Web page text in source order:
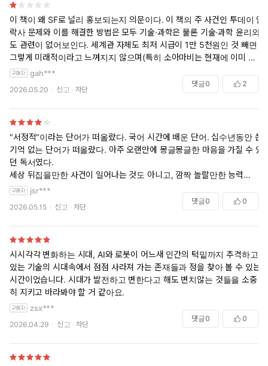
이 책이 왜 SF로 널리 홍보되는지 의문이다. 이 책의 주 사건인 투데이 안
락사 문제와 이를 해결한 방법은 모두 기술·과학은 물론 기술·과학 윤리와
도 관련이 없어보인다. 세계관 자체도 최저 시급이 1만 5천원인 것 빼면
그렇게 미래적이라고 느껴지지 않으며(특히 소아마비는 현재에 이미 백
신으로 거의 종식된 병으로 대한민국에서 소아마비는 1990년대에 종식
되었다) 인공지능의 인간성 문제와 기술의 편향성 문제도 의미 있게 다루
어져있다고 생각들지 않는다.
동물권 장애인인권 등 모든 윤리 문제를 짬뽕시켜놓았는데, 앞서 말한 소
아마비와 더불어서, 현재 사람들이 하는 권리 운동과 실질적으로 수행되
는 정책도 있다는 것을 생각하면 그러한 긍정적 면모가 불행서사와 자기
연민을 위한 의도적으로 표백된 것으로 느껴진다.
너무 모든 문제를 데우스 엑스 마키나 식으로 해피엔딩으로 마무리 짓는
다는 생각이 들었으며 그러한 방식이 신파적이고 흔한 청소년용 가족물
이라는 느낌을 받았다. 특히 복희가 제일 이해가 안된다. 수의사 한다는
사람이 인간을 생물학적 시점이 아니라 인간적 시점으로 생각해 인구가
줄어야되고 인간 다 나쁘고 이런 주장을 한다고? 거기에 갑자기 썸까지
퀴 만들어야겠다" 이게 작가가 말하고자 하는 것으로 느껴진다. 그리고
나는 개인적으로 인구론에 환멸하며 사회를 모조리 간과하고 개인에게
책임을 떠넘기는 자유주의도 좋아하지 않는다...
gah***
2026.05.20 신고 차단
댓글0 2
"서정적"이라는 단어가 떠올랐다. 국어 시간에 배운 단어. 십수년동안 쓴
기억 없는 단어가 떠올랐다. 아주 오랜만에 몽글몽글한 마음을 가질 수 있
던 독서였다.
세상 뒤집을만한 사건이 일어나는 것도 아니고, 깜짝 놀랄만한 능력을 가
진 휴머노이드가 나오는 것도 아니다. 주인공이들이 엄청난 일을 벌이는
것도 아니다. 그저 두 딸을 둔 엄마와 19살 언니, 17살 동생이 겪는 6개월
간의 이야기일 뿐이다.
한 발 뒤에서 독자로만 본다면 시시하다, 별 거 아닌 이야기다 말 할 수 있
겠지만, 그녀에게는 무엇보다도 중요하고, 또 그녀에게는 너무 가슴 벅찬
이야기이며, 또 그녀에게는 세상에서 가장 빛나는 시간들에 대한 이야기
이다. 그녀들 곁에 가까이 서서 본다면, 여러 색의 하늘을 그릴 수 있을듯
하다.
jsr***
2026.05.15 신고 차단
댓글0 0
시시각각 변화하는 시대, AI와 로봇이 어느새 인간의 턱밑까지 추격하고
있는 기술의 시대속에서 점점 사라져 가는 존재들과 정을 찾아 볼 수 있는
시간이었습니다. 시대가 발전하고 변한다고 해도 변치않는 것들을 소중
히 지키고 바라봐야 할 거 같아요.
zsx***
2026.04.29 신고 차단
댓글0 0